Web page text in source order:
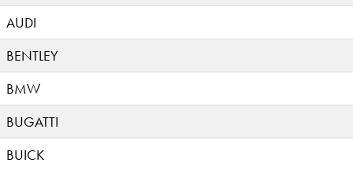
AUDI
BENTLEY
BMW
BUGATTI
BUICK